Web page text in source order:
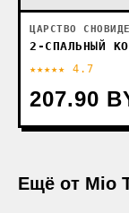
ЦАРСТВО
2-СПАЛЬНЫЙ
★★★★★ 4.7
207.90
Ещё от Mio